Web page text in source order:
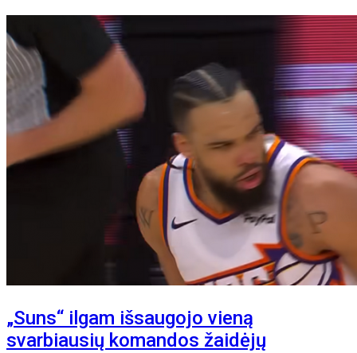
„Suns“ ilgam išsaugojo vieną
svarbiausių komandos žaidėjų